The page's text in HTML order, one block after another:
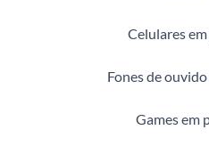
Celulares
Fones de
Games em